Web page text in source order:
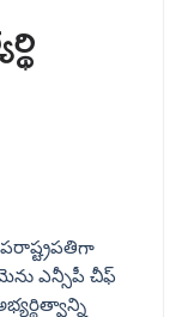
ఎన్సీపీ చీఫ్